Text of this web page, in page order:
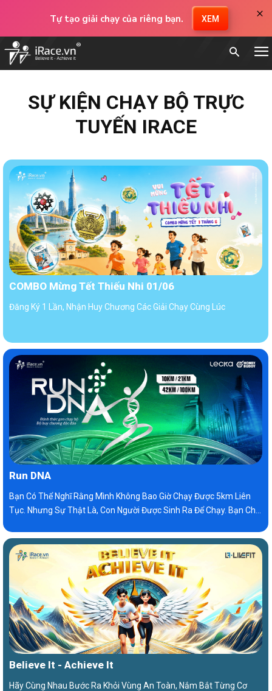
Tự tạo giải chạy của riêng bạn. XEM ×
SỰ KIỆN CHẠY BỘ TRỰC
TUYẾN IRACE
COMBO Mừng Tết Thiếu Nhi 01/06
Đăng Ký 1 Lần, Nhận Huy Chương Các Giải Chạy Cùng Lúc
Run DNA
Bạn Có Thể Nghĩ Rằng Mình Không Bao Giờ Chạy Được 5km Liên
Tục. Nhưng Sự Thật Là, Con Người Được Sinh Ra Để Chạy. Bạn Chỉ
Thôi.
Believe It - Achieve It
Hãy Cùng Nhau Bước Ra Khỏi Vùng An Toàn, Nắm Bắt Từng Cơ